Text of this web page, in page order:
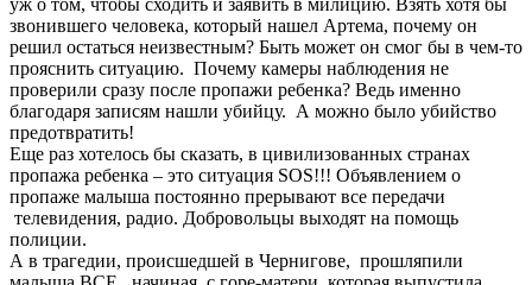
звонившего человека, который нашел Артема, почему он
решил остаться неизвестным? Быть может он смог бы в чем-то
прояснить ситуацию. Почему камеры наблюдения не
проверили сразу после пропажи ребенка? Ведь именно
благодаря записям нашли убийцу. А можно было убийство
предотвратить!
Еще раз хотелось бы сказать, в цивилизованных странах
пропажа ребенка – это ситуация SOS!!! Объявлением о
пропаже малыша постоянно прерывают все передачи
телевидения, радио. Добровольцы выходят на помощь
полиции.
А в трагедии, происшедшей в Чернигове, прошляпили